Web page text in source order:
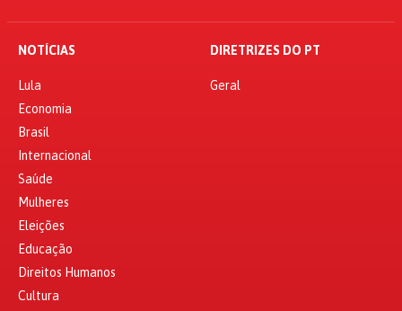
NOTÍCIAS
Lula
Economia
Brasil
Internacional
Saúde
Mulheres
Eleições
Educação
Direitos Humanos
Cultura
DIRETRIZES DO PT
Geral